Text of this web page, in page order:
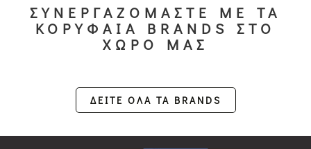
ΣΥΝΕΡΓΑΖΟΜΑΣΤΕ ΜΕ ΤΑ
ΚΟΡΥΦΑΙΑ BRANDS ΣΤΟ
ΧΩΡΟ ΜΑΣ
ΔΕΙΤΕ ΟΛΑ ΤΑ BRANDS